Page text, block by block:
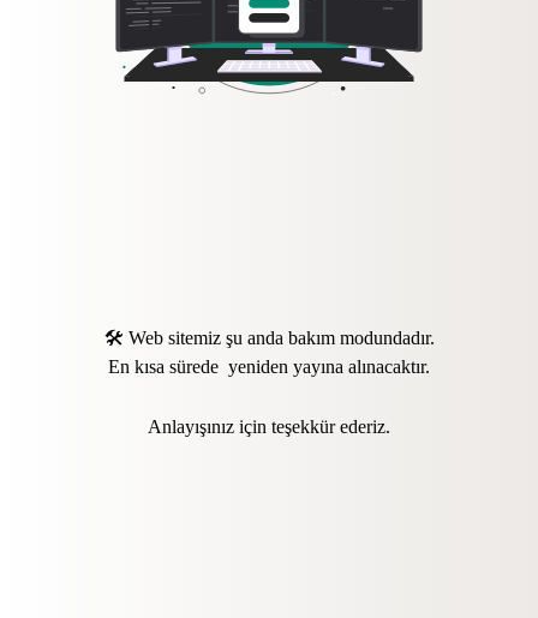
🛠️ Web sitemiz şu anda bakım modundadır.
En kısa sürede yeniden yayına alınacaktır.
Anlayışınız için teşekkür ederiz.